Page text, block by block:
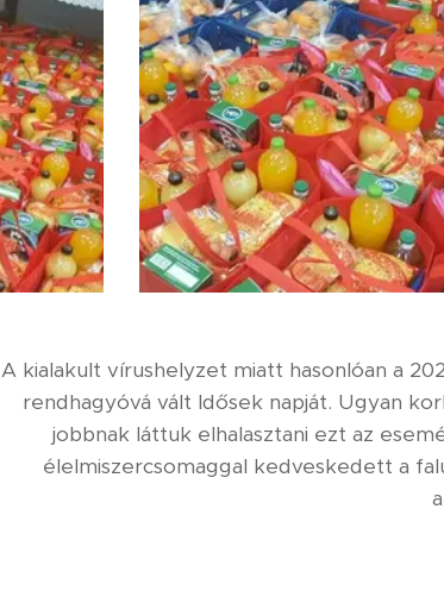
A kialakult vírushelyzet miatt hasonlóan a
rendhagyóvá vált Idősek napját. Ugyan
jobbnak láttuk elhalasztani ezt az
élelmiszercsomaggal kedveskedett a